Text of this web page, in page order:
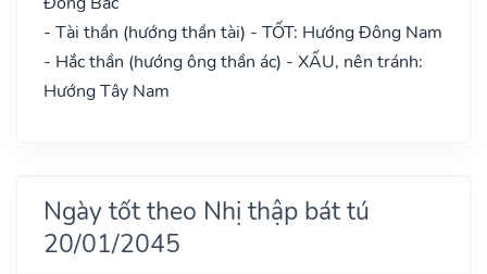
- Tài thần (hướng thần tài) - TỐT: Hướng Đông Nam
- Hắc thần (hướng ông thần ác) - XẤU, nên tránh:
Hướng Tây Nam
Ngày tốt theo Nhị thập bát tú
20/01/2045